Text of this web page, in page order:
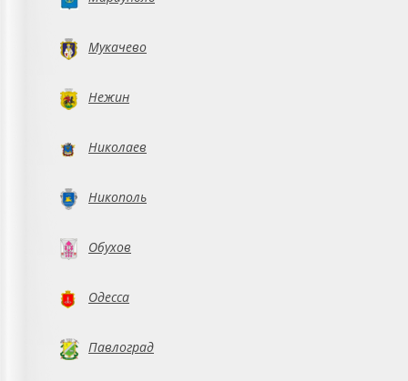
Мукачево
Нежин
Николаев
Никополь
Обухов
Одесса
Павлоград